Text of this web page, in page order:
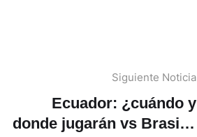
Siguiente Noticia
Ecuador: ¿cuándo y
donde jugarán vs Brasil y